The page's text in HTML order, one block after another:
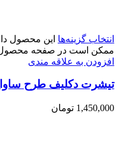
انتخاب گزینه‌ها این محصول
ممکن است در صفحه محصول
افزودن به علاقه مندی
تیشرت دکلیف طرح
1,450,000 تومان